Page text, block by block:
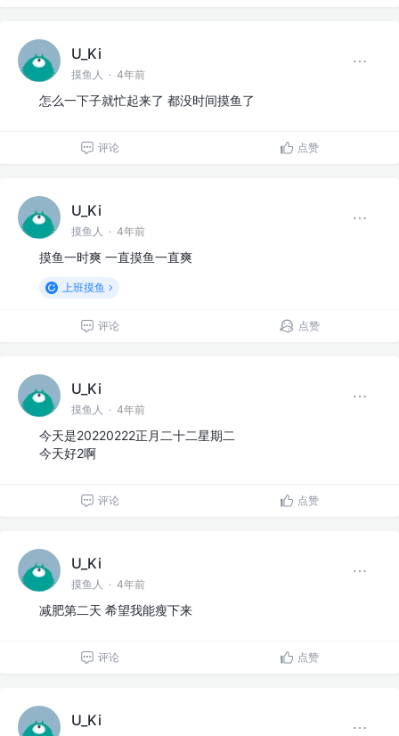
U_Ki
摸鱼人 · 4年前
怎么一下子就忙起来了 都没时间摸鱼了
评论 点赞
U_Ki
摸鱼人 · 4年前
摸鱼一时爽 一直摸鱼一直爽
上班摸鱼
评论 点赞
U_Ki
摸鱼人 · 4年前
今天是20220222正月二十二星期二
今天好2啊
评论 点赞
U_Ki
摸鱼人 · 4年前
减肥第二天 希望我能瘦下来
评论 点赞
U_Ki